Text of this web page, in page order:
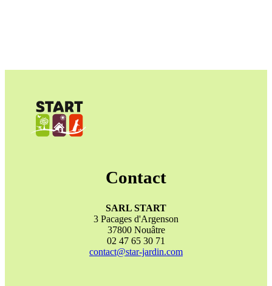
Contact
SARL START
3 Pacages d'Argenson
37800 Nouâtre
02 47 65 30 71
contact@star-jardin.com